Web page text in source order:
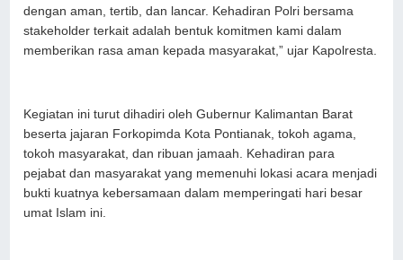
dengan aman, tertib, dan lancar. Kehadiran Polri bersama
stakeholder terkait adalah bentuk komitmen kami dalam
memberikan rasa aman kepada masyarakat,” ujar Kapolresta.
Kegiatan ini turut dihadiri oleh Gubernur Kalimantan Barat
beserta jajaran Forkopimda Kota Pontianak, tokoh agama,
tokoh masyarakat, dan ribuan jamaah. Kehadiran para
pejabat dan masyarakat yang memenuhi lokasi acara menjadi
bukti kuatnya kebersamaan dalam memperingati hari besar
umat Islam ini.